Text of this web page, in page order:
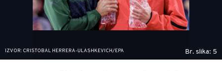
IZVOR: CRISTOBAL HERRERA-ULASHKEVICH/EPA Br. slika: 5